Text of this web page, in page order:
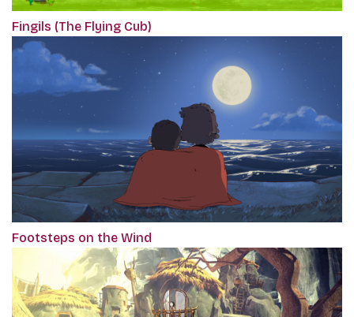
Fingils (The Flying Cub)
Footsteps on the Wind